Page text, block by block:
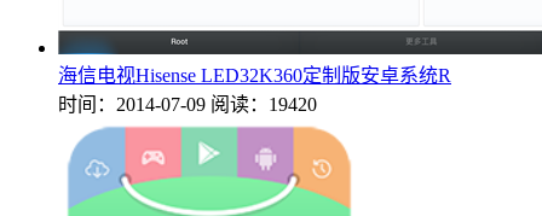
海信电视Hisense LED32K360定制版安卓系统R
时间：2014-07-09 阅读：19420